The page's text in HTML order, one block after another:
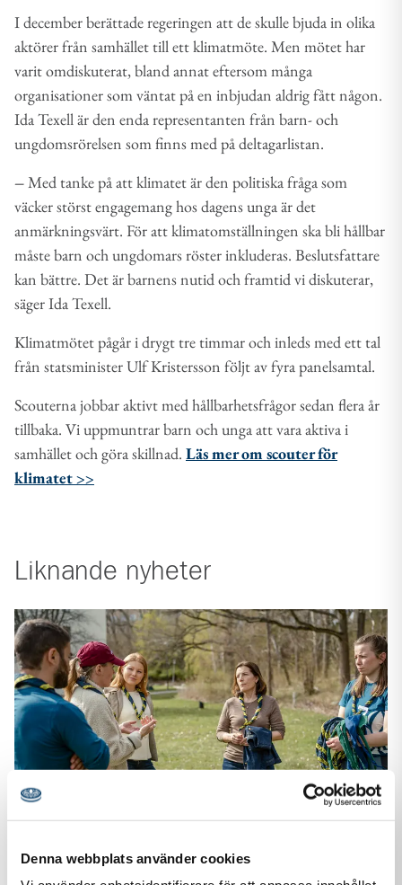
Denna webbplats använder cookies
I december berättade regeringen att de skulle bjuda in olika
aktörer från samhället till ett klimatmöte. Men mötet har
varit omdiskuterat, bland annat eftersom många
organisationer som väntat på en inbjudan aldrig fått någon.
Ida Texell är den enda representanten från barn- och
ungdomsrörelsen som finns med på deltagarlistan.
–Med tanke på att klimatet är den politiska fråga som
väcker störst engagemang hos dagens unga är det
anmärkningsvärt. För att klimatomställningen ska bli hållbar
måste barn och ungdomars röster inkluderas. Beslutsfattare
kan bättre. Det är barnens nutid och framtid vi diskuterar,
säger Ida Texell.
Klimatmötet pågår i drygt tre timmar och inleds med ett tal
från statsminister Ulf Kristersson följt av fyra panelsamtal.
Scouterna jobbar aktivt med hållbarhetsfrågor sedan flera år
tillbaka. Vi uppmuntrar barn och unga att vara aktiva i
samhället och göra skillnad. Läs mer om scouter för
klimatet >>
Liknande nyheter
2026